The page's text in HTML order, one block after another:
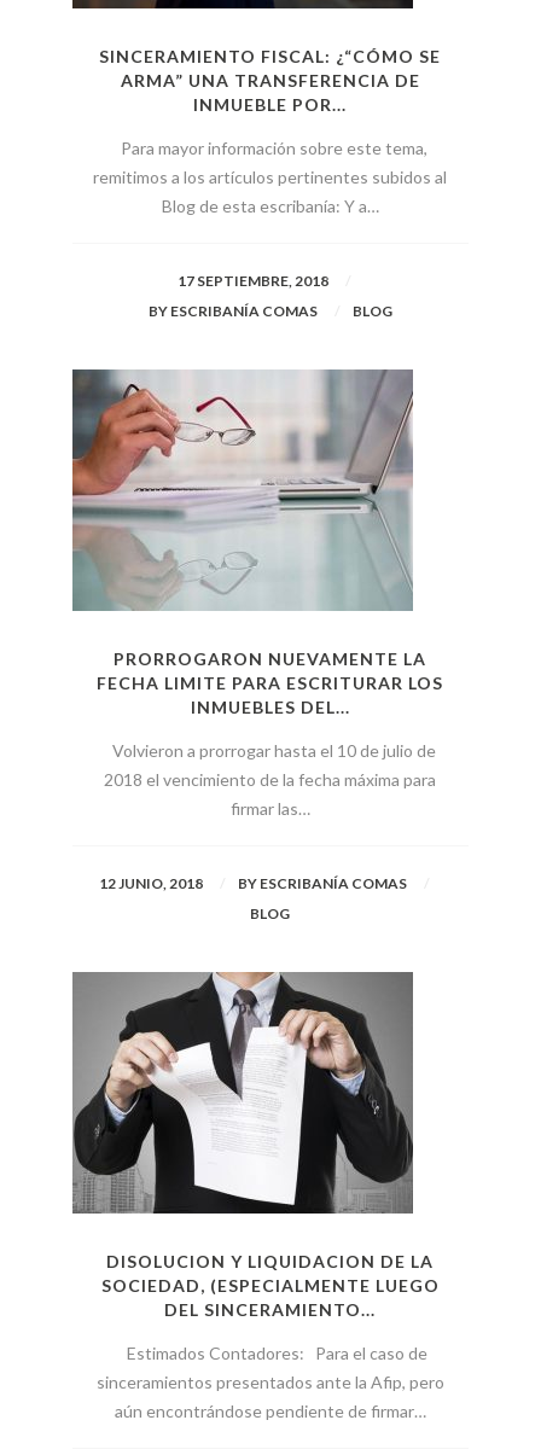
SINCERAMIENTO FISCAL: ¿“CÓMO SE
ARMA” UNA TRANSFERENCIA DE
INMUEBLE POR...
Para mayor información sobre este tema,
remitimos a los artículos pertinentes subidos al
Blog de esta escribanía: Y a…
17 SEPTIEMBRE, 2018
BYESCRIBANÍA COMAS BLOG
PRORROGARON NUEVAMENTE LA
FECHA LIMITE PARA ESCRITURAR LOS
INMUEBLES DEL...
Volvieron a prorrogar hasta el 10 de julio de
2018 el vencimiento de la fecha máxima para
firmar las…
12 JUNIO, 2018 BYESCRIBANÍA COMAS
BLOG
DISOLUCION Y LIQUIDACION DE LA
SOCIEDAD, (ESPECIALMENTE LUEGO
DEL SINCERAMIENTO...
Estimados Contadores: Para el caso de
sinceramientos presentados ante la Afip, pero
aún encontrándose pendiente de firmar…